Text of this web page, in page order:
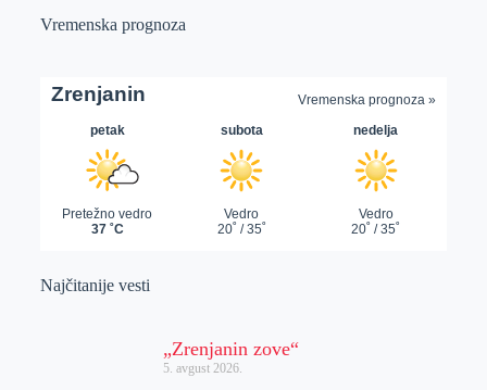
Vremenska prognoza
Najčitanije vesti
„Zrenjanin zove“
5. avgust 2026.